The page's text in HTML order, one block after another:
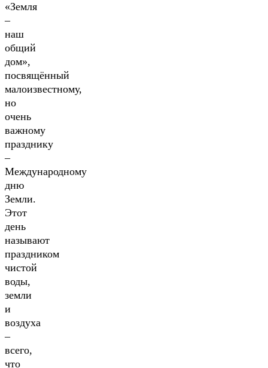
«Земля
–
наш
общий
дом»,
посвящённый
малоизвестному,
но
очень
важному
празднику
–
Международному
дню
Земли.
Этот
день
называют
праздником
чистой
воды,
земли
и
воздуха
–
всего,
что